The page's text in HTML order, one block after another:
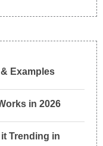
Examples
in 2026
Trending in